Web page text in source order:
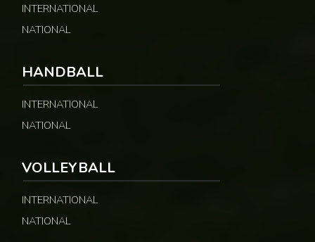
INTERNATIONAL
NATIONAL
HANDBALL
INTERNATIONAL
NATIONAL
VOLLEYBALL
INTERNATIONAL
NATIONAL